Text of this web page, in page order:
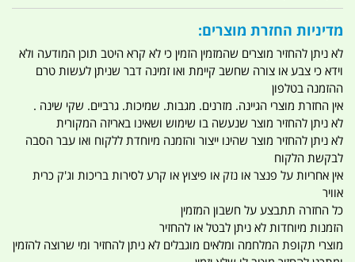
מדיניות החזרת מוצרים:
לא ניתן להחזיר מוצרים שהמזמין הזמין כי לא קרא היטב תוכן המודעה ולא
וידא כי צבע או צורה שחשב קיימת ואו זמינה דבר שניתן לעשות טרם
ההזמנה בטלפון
אין החזרת מוצרי הגיינה. מזרנים. מגבות. שמיכות. גרביים. שקי שינה .
לא ניתן להחזיר מוצר שנעשה בו שימוש ושאינו באריזה המקורית
לא ניתן להחזיר מוצר שהינו ייצור והזמנה מיוחדת ללקוח ואו עבר הסבה
לבקשת הלקוח
אין אחריות על פנצר או נזק או פיצוץ או קרע לסירות בריכות וג'ק כרית
אוויר
כל החזרה תתבצע על חשבון המזמין
הזמנות מיוחדות לא ניתן לבטל או להחזיר
מוצרי תקופת המלחמה ומלאים מוגבלים לא ניתן להחזיר ומי שרוצה להזמין